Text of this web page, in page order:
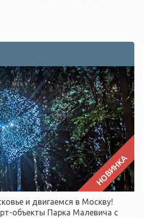
НОВИНКА
и двигаемся в Москву!
объекты Парка Малевича с